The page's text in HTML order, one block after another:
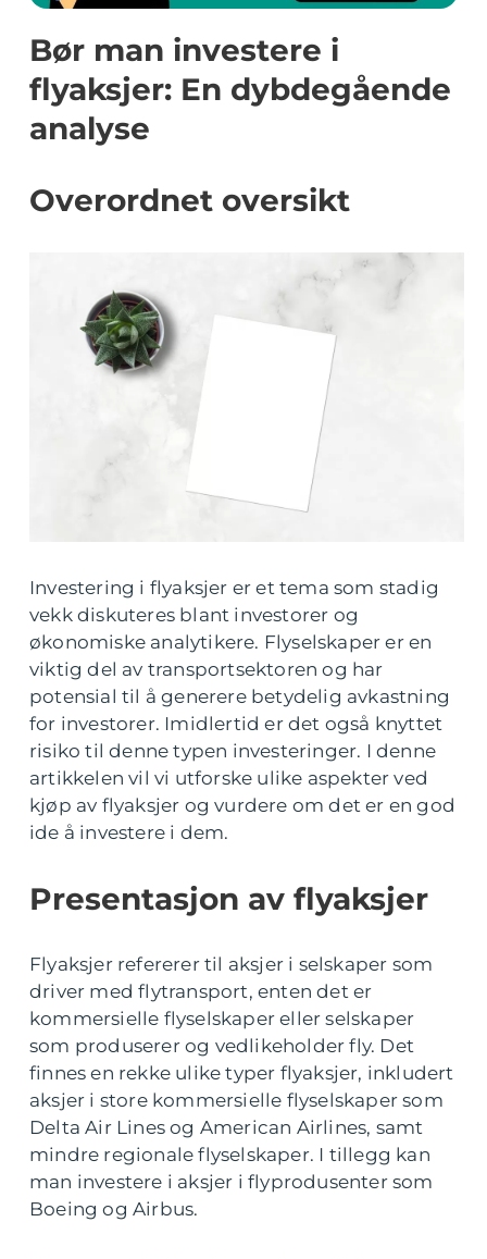
Bør man investere i
flyaksjer: En dybdegående
analyse
Overordnet oversikt
Investering i flyaksjer er et tema som stadig
vekk diskuteres blant investorer og
økonomiske analytikere. Flyselskaper er en
viktig del av transportsektoren og har
potensial til å generere betydelig avkastning
for investorer. Imidlertid er det også knyttet
risiko til denne typen investeringer. I denne
artikkelen vil vi utforske ulike aspekter ved
kjøp av flyaksjer og vurdere om det er en god
ide å investere i dem.
Presentasjon av flyaksjer
Flyaksjer refererer til aksjer i selskaper som
driver med flytransport, enten det er
kommersielle flyselskaper eller selskaper
som produserer og vedlikeholder fly. Det
finnes en rekke ulike typer flyaksjer, inkludert
aksjer i store kommersielle flyselskaper som
Delta Air Lines og American Airlines, samt
mindre regionale flyselskaper. I tillegg kan
man investere i aksjer i flyprodusenter som
Boeing og Airbus.